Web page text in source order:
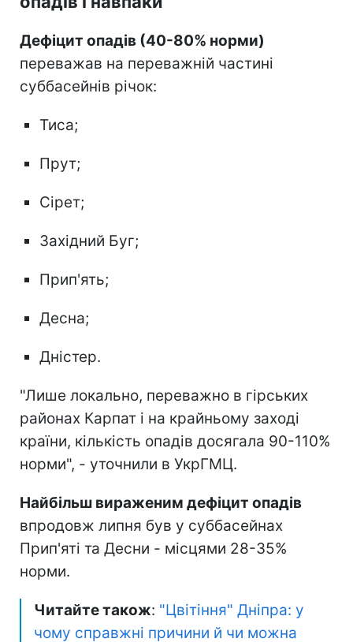
Дефіцит опадів (40-80% норми)
переважав на переважній частині
суббасейнів річок:
Тиса;
Прут;
Сірет;
Західний Буг;
Прип'ять;
Десна;
Дністер.
"Лише локально, переважно в гірських
районах Карпат і на крайньому заході
країни, кількість опадів досягала 90-110%
норми", - уточнили в УкрГМЦ.
Найбільш вираженим дефіцит опадів
впродовж липня був у суббасейнах
Прип'яті та Десни - місцями 28-35%
норми.
Читайте також: "Цвітіння" Дніпра: у
чому справжні причини й чи можна